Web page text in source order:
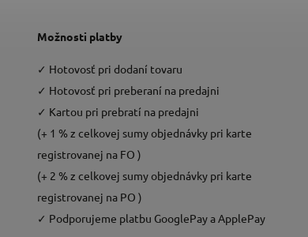
Možnosti platby
✓ Hotovosť pri dodaní tovaru
✓ Hotovosť pri preberaní na predajni
✓ Kartou pri prebratí na predajni
(+ 1 % z celkovej sumy objednávky pri karte
registrovanej na FO )
(+ 2 % z celkovej sumy objednávky pri karte
registrovanej na PO )
✓ Podporujeme platbu GooglePay a ApplePay